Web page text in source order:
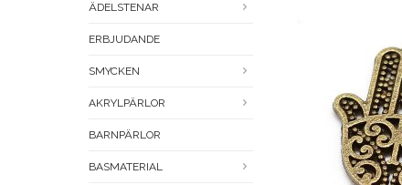
ÄDELSTENAR
ERBJUDANDE
SMYCKEN
AKRYLPÄRLOR
BARNPÄRLOR
BASMATERIAL